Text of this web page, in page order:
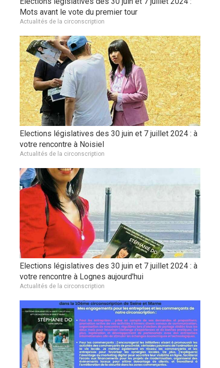
Mots avant le vote du premier tour
Actualités de la circonscription
Elections législatives des 30 juin et 7 juillet 2024 : à
votre rencontre à Noisiel
Actualités de la circonscription
Elections législatives des 30 juin et 7 juillet 2024 : à
votre rencontre à Lognes aujourd'hui
Actualités de la circonscription